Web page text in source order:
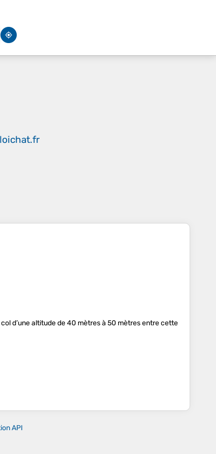
d’une altitude de 40 mètres à 50 mètres entre cette
API